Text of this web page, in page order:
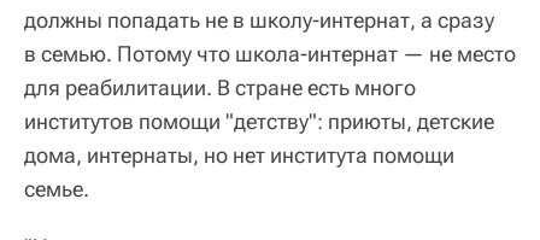
должны попадать не в школу-интернат, а сразу
в семью. Потому что школа-интернат — не место
для реабилитации. В стране есть много
институтов помощи "детству": приюты, детские
дома, интернаты, но нет института помощи
семье.